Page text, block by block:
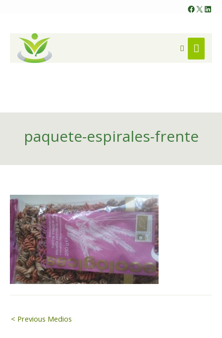
X
Main
Search
paquete-espirales-frente
Navegación
< Previous Medios